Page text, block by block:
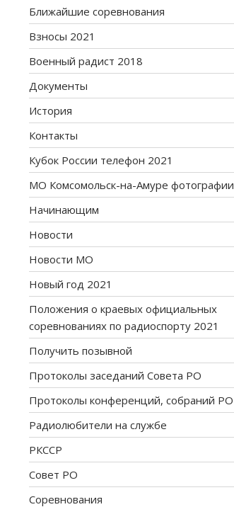
Ближайшие соревнования
Взносы 2021
Военный радист 2018
Документы
История
Контакты
Кубок России телефон 2021
МО Комсомольск-на-Амуре фотографии
Начинающим
Новости
Новости МО
Новый год 2021
Положения о краевых официальных
соревнованиях по радиоспорту 2021
Получить позывной
Протоколы заседаний Совета РО
Протоколы конференций, собраний РО
Радиолюбители на службе
РКССР
Совет РО
Соревнования